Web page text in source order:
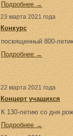
Подробнее →
23 марта 2021 года
Конкурс
посвященный 800-
Подробнее →
22 марта 2021 года
Концерт учащихся
К 130-летию со дня
Подробнее →